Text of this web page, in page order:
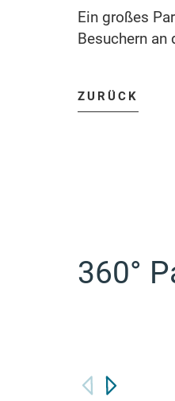
Ein großes
Besuchern an
ZURÜCK
360°